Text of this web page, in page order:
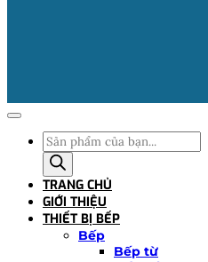
Tìm
kiếm
sản
phẩm
TRANG CHỦ
GIỚI THIỆU
THIẾT BỊ BẾP
Bếp
Bếp từ